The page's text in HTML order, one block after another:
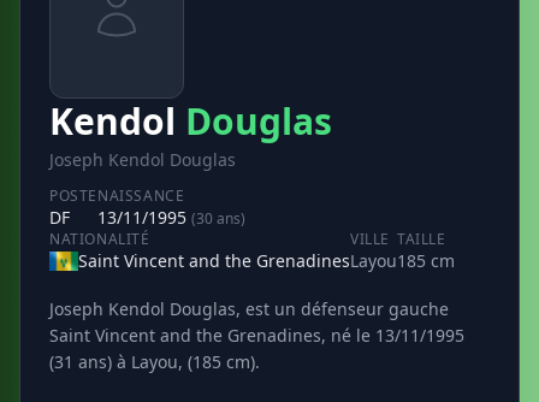
Kendol Douglas
Joseph Kendol Douglas
POSTE
DF
NAISSANCE
13/11/1995 (30 ans)
NATIONALITÉ
Saint Vincent and the Grenadines
VILLE
Layou
TAILLE
185 cm
Joseph Kendol Douglas, est un défenseur gauche
Saint Vincent and the Grenadines, né le 13/11/1995
(31 ans) à Layou, (185 cm).